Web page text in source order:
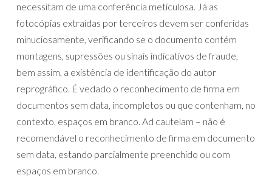
necessitam de uma conferência meticulosa. Já as
fotocópias extraídas por terceiros devem ser conferidas
minuciosamente, verificando se o documento contém
montagens, supressões ou sinais indicativos de fraude,
bem assim, a existência de identificação do autor
reprográfico. É vedado o reconhecimento de firma em
documentos sem data, incompletos ou que contenham, no
contexto, espaços em branco. Ad cautelam – não é
recomendável o reconhecimento de firma em documento
sem data, estando parcialmente preenchido ou com
espaços em branco.